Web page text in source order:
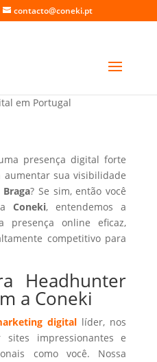
contacto@coneki.pt
em Braga
em Portugal
presença digital forte
aumentar sua visibilidade
Braga? Se sim, então você
Coneki, entendemos a
presença online eficaz,
competitivo para
Headhunter
a Coneki
digital líder, nos
sites impressionantes e
como você. Nossa